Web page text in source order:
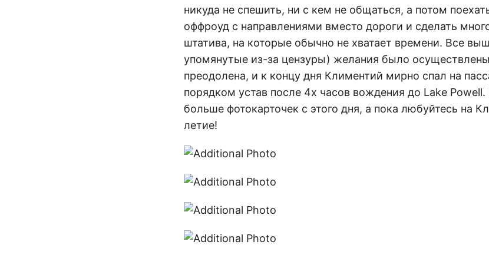
никуда не спешить, ни с кем не общаться, а потом
оффроуд с направлениями вместо дороги и сделать
штатива, на которые обычно не хватает времени. Все
упомянутые из-за цензуры) желания было
преодолена, и к концу дня Климентий мирно спал на
порядком устав после 4х часов вождения до Lake
больше фотокарточек с этого дня, а пока любуйтесь на
летие!